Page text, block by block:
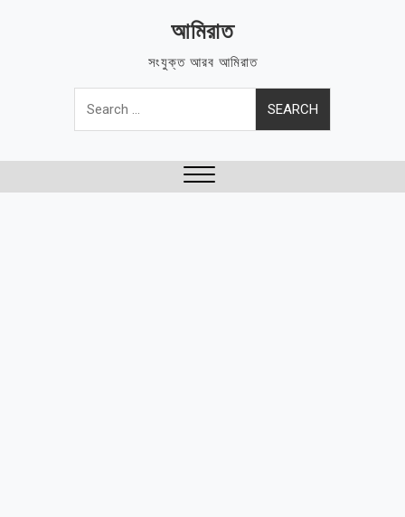
আমিরাত
সংযুক্ত আরব আমিরাত
Search
for: